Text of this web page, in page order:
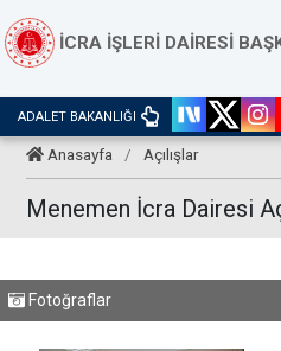
İCRA İŞLERİ DAİRESİ
ADALET BAKANLIĞI
Anasayfa / Açılışlar
Menemen İcra Dairesi
Fotoğraflar